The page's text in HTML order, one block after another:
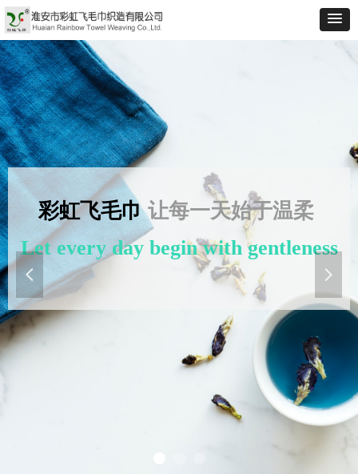
彩虹飞毛巾 让每一天始于温柔
Let every day begin with gentleness
넳 넲